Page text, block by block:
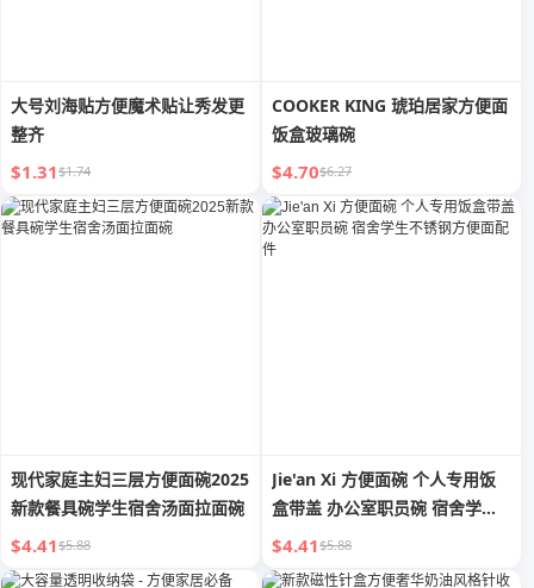
大号刘海贴方便魔术贴让秀发更
整齐
$1.31$1.74
COOKER KING 琥珀居家方便面
饭盒玻璃碗
$4.70$6.27
现代家庭主妇三层方便面碗2025
新款餐具碗学生宿舍汤面拉面碗
$4.41$5.88
Jie'an Xi 方便面碗 个人专用饭
盒带盖 办公室职员碗 宿舍学生
不锈钢方便面配件
$4.41$5.88